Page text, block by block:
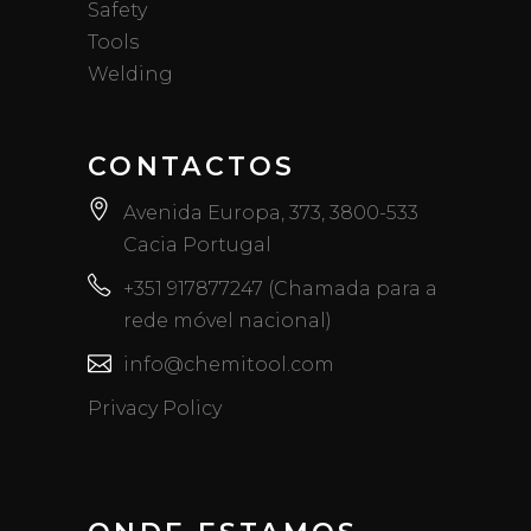
Safety
Tools
Welding
CONTACTOS
Avenida Europa, 373, 3800-533
Cacia Portugal
+351 917877247 (Chamada para a
rede móvel nacional)
info@chemitool.com
Privacy Policy